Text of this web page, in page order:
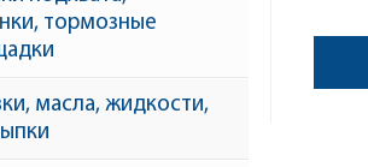
тормозные
масла, жидкости,